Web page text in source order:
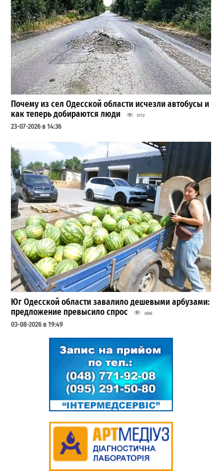
Почему из сел Одесской области исчезли автобусы и
как теперь добираются люди
5112
23-07-2026 в 14:36
Юг Одесской области завалило дешевыми арбузами:
предложение превысило спрос
3656
03-08-2026 в 19:49